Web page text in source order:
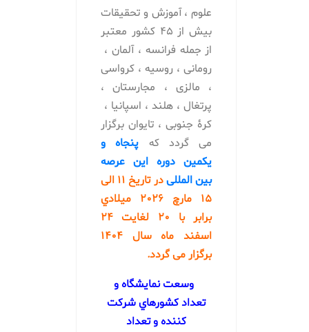
علوم ، آموزش و تحقیقات
بیش از 45 کشور معتبر
از جمله فرانسه ، آلمان ،
رومانی ، روسیه ، کرواسی
، مالزی ، مجارستان ،
پرتغال ، هلند ، اسپانیا ،
کرۀ جنوبی ، تایوان برگزار
می گردد كه پنجاه و
یکمین دوره این عرصه
بین المللی
در تاریخ 11 الی
15 مارچ 2026 ميلادي
برابر با 20 لغایت 24
اسفند ماه سال 1404
برگزار می گردد.
وسعت نمايشگاه و
تعداد كشورهاي شركت
كننده و تعداد